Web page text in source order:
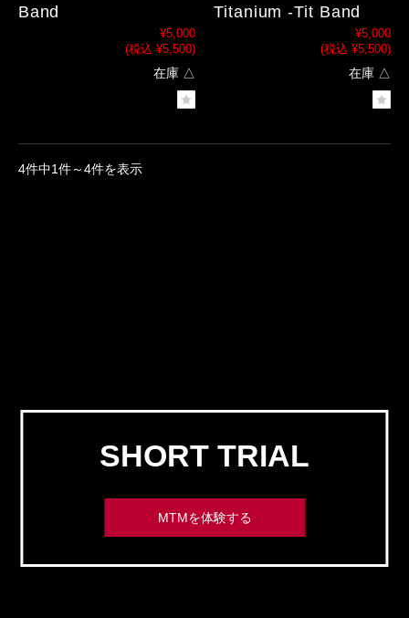
Band
¥5,000
(税込 ¥5,500)
在庫 △
Titanium -Tit Band
¥5,000
(税込 ¥5,500)
在庫 △
4件中1件～4件を表示
SHORT TRIAL
MTMを体験する